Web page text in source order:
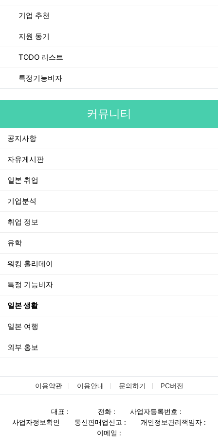
기업 추천
지원 동기
TODO 리스트
특정기능비자
커뮤니티
공지사항
자유게시판
일본 취업
기업분석
취업 정보
유학
워킹 홀리데이
특정 기능비자
일본 생활
일본 여행
외부 홍보
이용약관 이용안내 문의하기 PC버전
대표 : 전화 :
사업자등록번호 :
사업자정보확인
통신판매업신고 :
개인정보관리책임자 :
이메일 :